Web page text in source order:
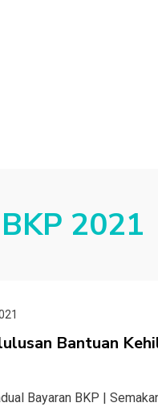
2021
Bantuan
Bayaran BKP |